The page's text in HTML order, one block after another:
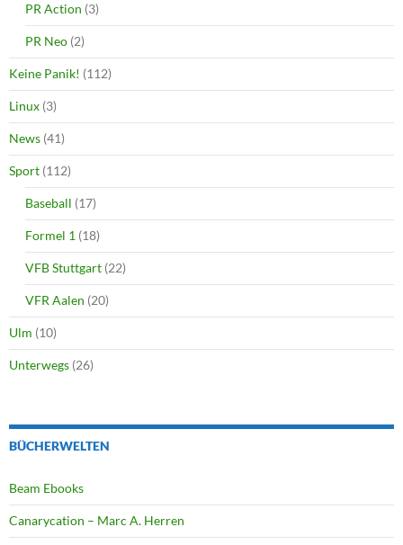
PR Action (3)
PR Neo (2)
Keine Panik! (112)
Linux (3)
News (41)
Sport (112)
Baseball (17)
Formel 1 (18)
VFB Stuttgart (22)
VFR Aalen (20)
Ulm (10)
Unterwegs (26)
BÜCHERWELTEN
Beam Ebooks
Canarycation – Marc A. Herren